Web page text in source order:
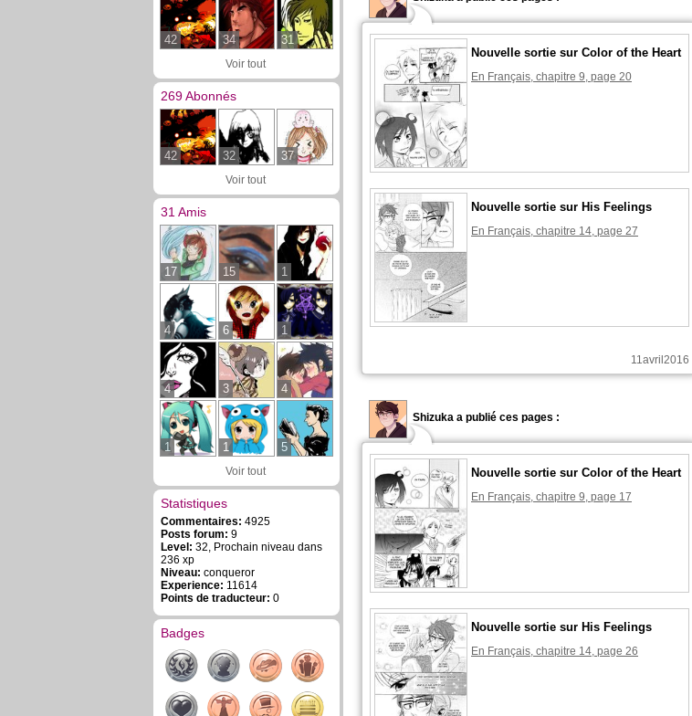
42 34 31
Voir tout
269 Abonnés
42 32 37
Voir tout
31 Amis
17 15 1
4 6 1
4 3 4
1 1 5
Voir tout
Statistiques
Commentaires: 4925
Posts forum: 9
Level: 32, Prochain niveau dans
236 xp
Niveau: conqueror
Experience: 11614
Points de traducteur: 0
Badges
Nouvelle sortie sur Color of the Heart
En Français, chapitre 9, page 20
Nouvelle sortie sur His Feelings
En Français, chapitre 14, page 27
11avril2016
Shizuka a publié ces pages :
Nouvelle sortie sur Color of the Heart
En Français, chapitre 9, page 17
Nouvelle sortie sur His Feelings
En Français, chapitre 14, page 26